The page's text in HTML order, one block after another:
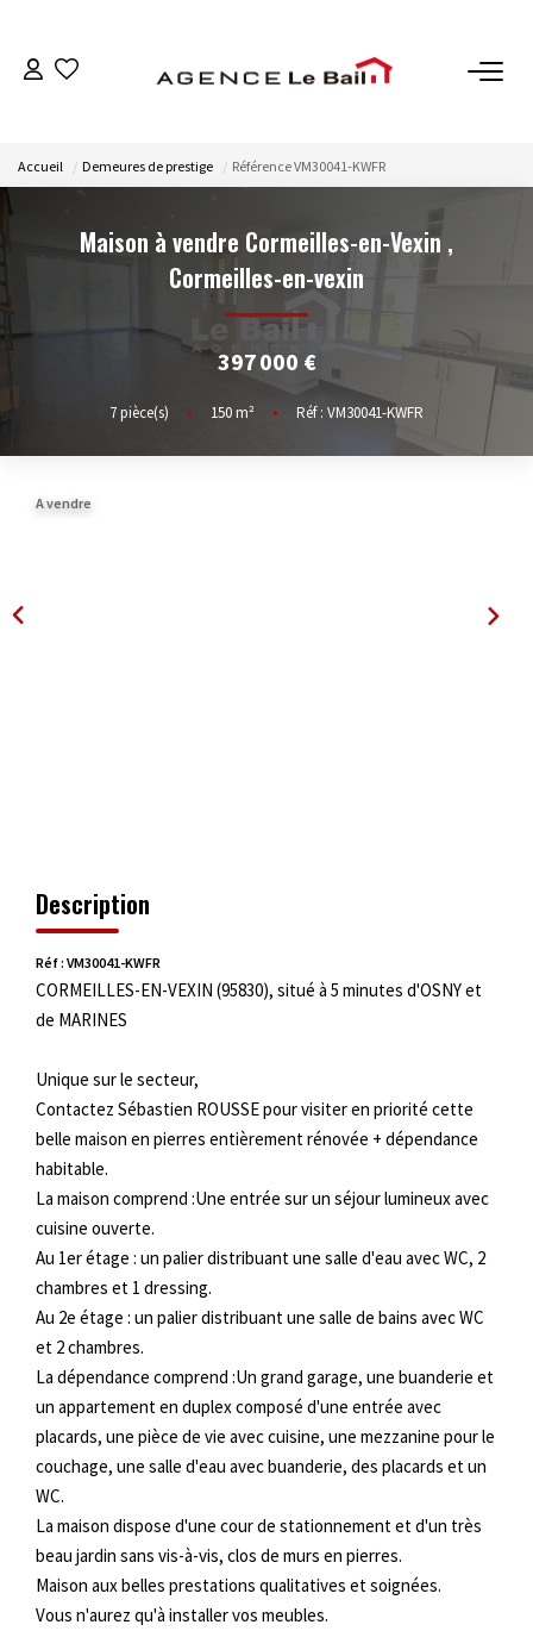
ESTIMATION
LOCATIONS
GESTION
Espace Propriétaire
Accueil Demeures de prestige Référence VM30041-KWFR
Maison à vendre Cormeilles-en-Vexin ,
Cormeilles-en-vexin
397 000 €
7pièce(s) • 150m² • Réf : VM30041-KWFR
A vendre
Description
Réf : VM30041-KWFR
CORMEILLES-EN-VEXIN (95830), situé à 5 minutes d'OSNY et
de MARINES
Unique sur le secteur,
Contactez Sébastien ROUSSE pour visiter en priorité cette
belle maison en pierres entièrement rénovée + dépendance
habitable.
La maison comprend :Une entrée sur un séjour lumineux avec
cuisine ouverte.
Au 1er étage : un palier distribuant une salle d'eau avec WC, 2
chambres et 1 dressing.
Au 2e étage : un palier distribuant une salle de bains avec WC
et 2 chambres.
La dépendance comprend :Un grand garage, une buanderie et
un appartement en duplex composé d'une entrée avec
placards, une pièce de vie avec cuisine, une mezzanine pour le
couchage, une salle d'eau avec buanderie, des placards et un
WC.
La maison dispose d'une cour de stationnement et d'un très
beau jardin sans vis-à-vis, clos de murs en pierres.
Maison aux belles prestations qualitatives et soignées.
Vous n'aurez qu'à installer vos meubles.